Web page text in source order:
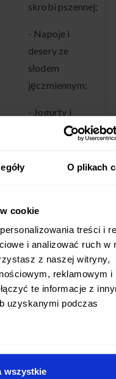
O plikach
cookie
treści i
i analizować ruch w
z naszej witryny,
reklamowym i
te informacje z
uzyskanymi podczas
wszystkie
skrobi pszennej;
- Napoje i
desery ze
słodem
jęczmiennym;
- Jogurty i
desery z
gluten.
- Potrawy
panierowane.
- Kotlety
bułki tartej.